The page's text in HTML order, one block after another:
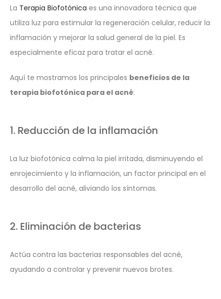
La Terapia Biofotónica es una innovadora técnica que
utiliza luz para estimular la regeneración celular, reducir la
inflamación y mejorar la salud general de la piel. Es
especialmente eficaz para tratar el acné.
Aquí te mostramos los principales beneficios de la
terapia biofotónica para el acné:
1. Reducción de la inflamación
La luz biofotónica calma la piel irritada, disminuyendo el
enrojecimiento y la inflamación, un factor principal en el
desarrollo del acné, aliviando los síntomas.
2. Eliminación de bacterias
Actúa contra las bacterias responsables del acné,
ayudando a controlar y prevenir nuevos brotes.